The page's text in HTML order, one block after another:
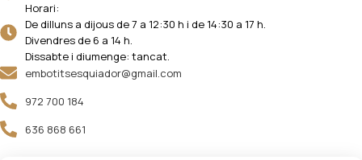
Horari:
De dilluns a dijous de 7 a 12:30 h i de 14:30 a 17 h.
Divendres de 6 a 14 h.
Dissabte i diumenge: tancat.
embotitsesquiador@gmail.com
972 700 184
636 868 661